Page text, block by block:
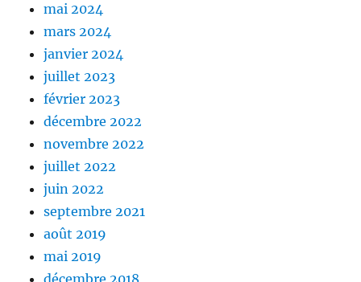
mai 2024
mars 2024
janvier 2024
juillet 2023
février 2023
décembre 2022
novembre 2022
juillet 2022
juin 2022
septembre 2021
août 2019
mai 2019